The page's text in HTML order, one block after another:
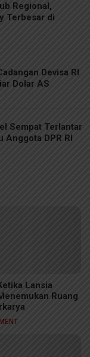
Regional,
Terbesar di
Devisa RI
Dolar AS
Sempat Terlantar
DPR RI
Lansia
Ruang